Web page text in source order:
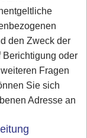
den Zweck der
oder
Fragen
Sie sich
Adresse an